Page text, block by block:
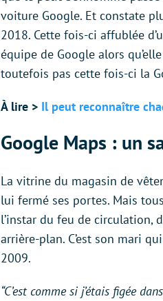
voiture Google. Et constate
2018. Cette fois-ci affublée
équipe de Google alors
toutefois pas cette fois-ci la
À lire > Il peut reconnaître
Google Maps : un
La vitrine du magasin de
lui fermé ses portes. Mais
l’instar du feu de circulation,
arrière-plan. C’est son mari
2009.
“C’est comme si j’étais figée